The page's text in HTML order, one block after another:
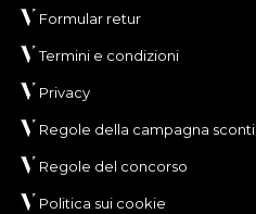
Formular retur
Termini e condizioni
Privacy
Regole della campagna sconti
Regole del concorso
Politica sui cookie